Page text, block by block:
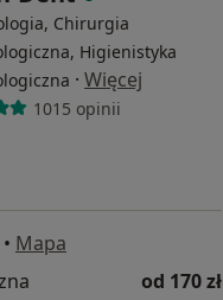
Chirurgia
Higienistyka
· Więcej
1015 opinii
• Mapa
od 170 zł